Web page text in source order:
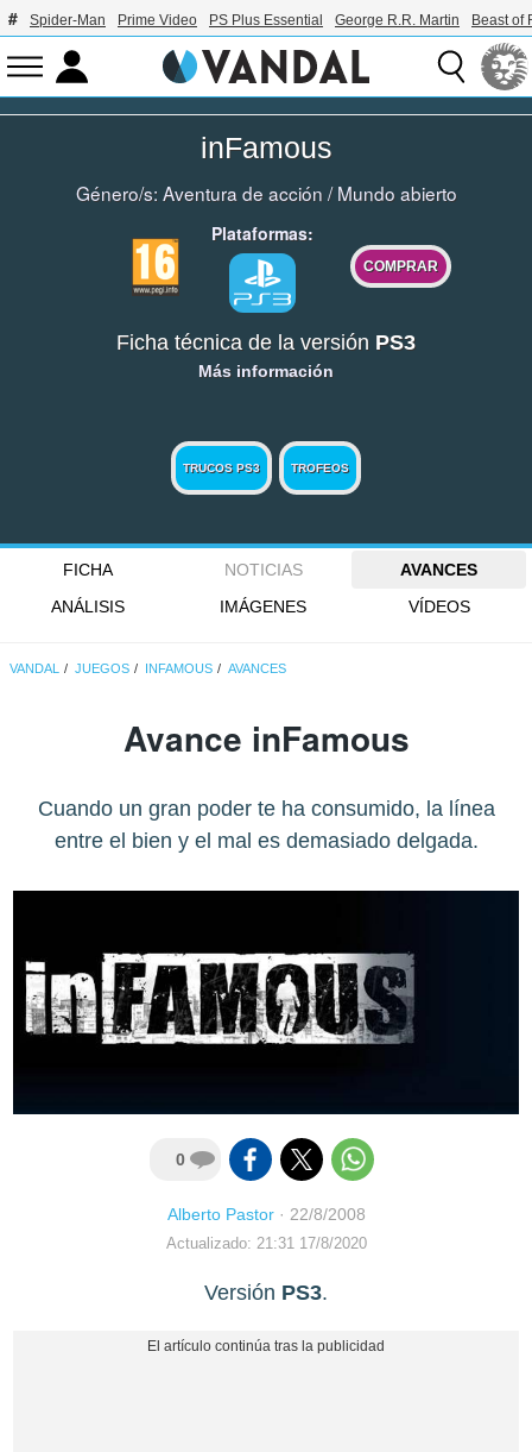
Spider-Man Prime Video PS Plus Essential George R.R. Martin Beast of
inFamous
Género/s: Aventura de acción /Mundo abierto
Plataformas:
COMPRAR
Ficha técnica de la versión PS3
Más información
TRUCOS PS3 TROFEOS
FICHA NOTICIAS
AVANCES
ANÁLISIS
IMÁGENES VÍDEOS
VANDAL JUEGOS INFAMOUS AVANCES
Avance inFamous
Cuando un gran poder te ha consumido, la línea
entre el bien y el mal es demasiado delgada.
0
Alberto Pastor· 22/8/2008
Actualizado: 21:31 17/8/2020
Versión PS3.